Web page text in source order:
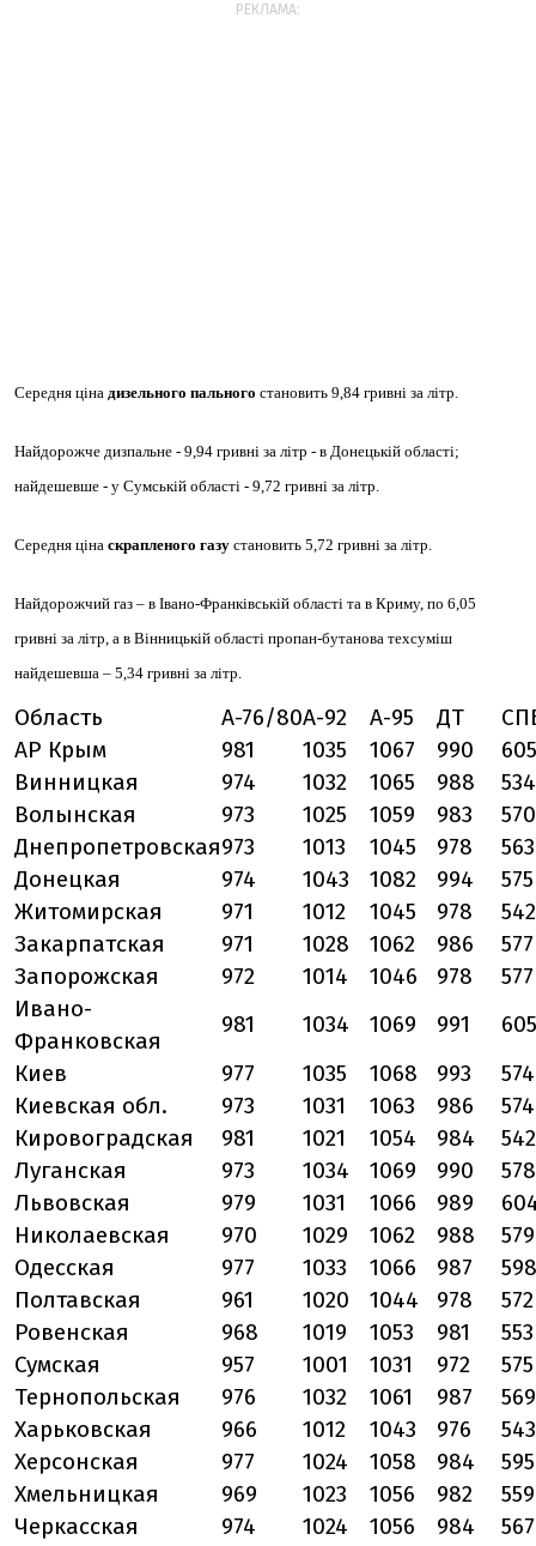
РЕКЛАМА:
Середня ціна дизельного пального становить 9,84 гривні за літр.
Найдорожче дизпальне - 9,94 гривні за літр - в Донецькій області;
найдешевше - у Сумській області - 9,72 гривні за літр.
Середня ціна скрапленого газу становить 5,72 гривні за літр.
Найдорожчий газ – в Івано-Франківській області та в Криму, по 6,05
гривні за літр, а в Вінницькій області пропан-бутанова техсуміш
найдешевша – 5,34 гривні за літр.
Область А-76/80А-92 А-95 ДТ
АР Крым
981 1035 1067 990
605
Винницкая
974 1032 1065 988
534
Волынская
973 1025 1059 983
570
Днепропетровская973 1013 1045 978
563
Донецкая
974 1043 1082 994
575
Житомирская
971 1012 1045 978
542
Закарпатская
971 1028 1062 986
577
Запорожская
972 1014 1046 978
577
Ивано-
Франковская
981 1034 1069 991
605
Киев
977 1035 1068 993
574
Киевская обл.
973 1031 1063 986
574
Кировоградская
981 1021 1054 984
542
Луганская
973 1034 1069 990
578
Львовская
979 1031 1066 989
Николаевская
970 1029 1062 988
579
Одесская
977 1033 1066 987
598
Полтавская
961 1020 1044 978
572
Ровенская
968 1019 1053 981
553
Сумская
957 1001 1031 972
575
Тернопольская
976 1032 1061 987
569
Харьковская
966 1012 1043 976
543
Херсонская
977 1024 1058 984
595
Хмельницкая
969 1023 1056 982
559
Черкасская
974 1024 1056 984
567